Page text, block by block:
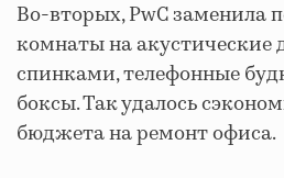
Во-вторых, PwC заменила
комнаты на
спинками, телефонные
боксы. Так удалось
бюджета на ремонт офиса.